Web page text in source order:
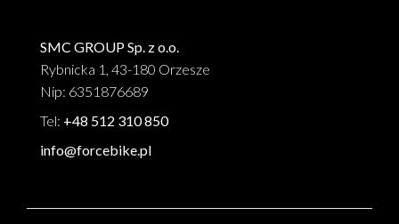
SMC GROUP Sp. z o.o.
Rybnicka 1, 43-180 Orzesze
Nip: 6351876689
Tel: +48 512 310 850
info@forcebike.pl